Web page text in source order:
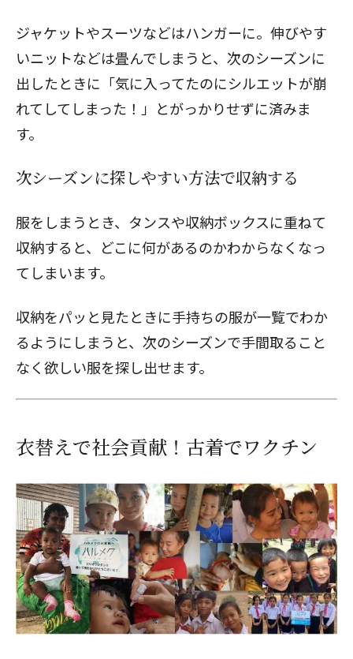
ジャケットやスーツなどはハンガーに。伸びやす
いニットなどは畳んでしまうと、次のシーズンに
出したときに「気に入ってたのにシルエットが崩
れてしてしまった！」とがっかりせずに済みま
す。
次シーズンに探しやすい方法で収納する
服をしまうとき、タンスや収納ボックスに重ねて
収納すると、どこに何があるのかわからなくなっ
てしまいます。
収納をパッと見たときに手持ちの服が一覧でわか
るようにしまうと、次のシーズンで手間取ること
なく欲しい服を探し出せます。
衣替えで社会貢献！古着でワクチン